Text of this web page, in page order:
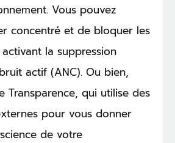
Vous pouvez
concentré et de bloquer les
la suppression
actif (ANC). Ou bien,
Transparence, qui utilise des
pour vous donner
de votre